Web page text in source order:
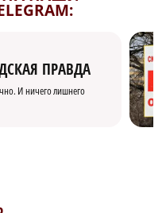
ПРАВДА
И ничего лишнего